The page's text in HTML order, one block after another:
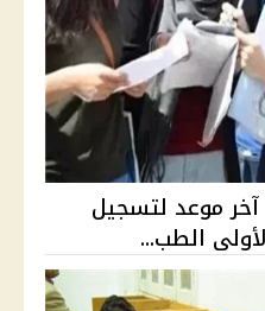
الجامعات 2026.. آخر موعد لتسجيل
الطب...